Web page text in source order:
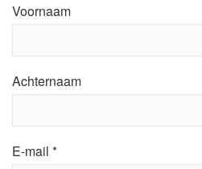
Voornaam
Achternaam
E-mail *